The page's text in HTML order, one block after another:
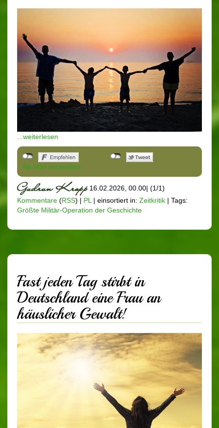
...weiterlesen
Als Mail versenden
16.02.2026, 00.00| (1/1)
Kommentare (RSS) | PL| einsortiert in: Zeitkritik | Tags:
Größte Militär-Operation der Geschichte
Fast jeden Tag stirbt in
Deutschland eine Frau an
häuslicher Gewalt!